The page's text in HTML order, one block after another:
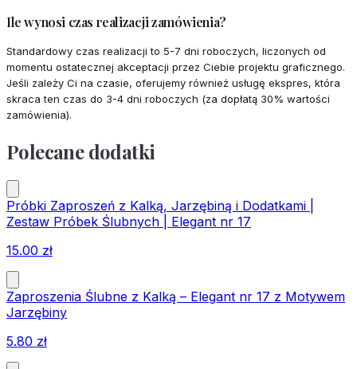
Ile wynosi czas realizacji zamówienia?
Standardowy czas realizacji to 5-7 dni roboczych, liczonych od
momentu ostatecznej akceptacji przez Ciebie projektu graficznego.
Jeśli zależy Ci na czasie, oferujemy również usługę ekspres, która
skraca ten czas do 3-4 dni roboczych (za dopłatą 30% wartości
zamówienia).
Polecane dodatki
Próbki Zaproszeń z Kalką, Jarzębiną i Dodatkami |
Zestaw Próbek Ślubnych | Elegant nr 17
15.00 zł
Zaproszenia Ślubne z Kalką – Elegant nr 17 z Motywem
Jarzębiny
5.80 zł